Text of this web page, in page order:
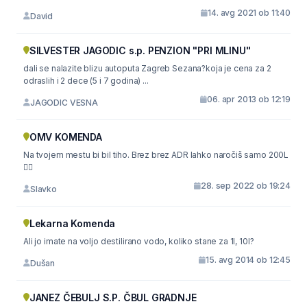
David 14. avg 2021 ob 11:40
SILVESTER JAGODIC s.p. PENZION "PRI MLINU"
dali se nalazite blizu autoputa Zagreb Sezana?koja je cena za 2
odraslih i 2 dece (5 i 7 godina) ...
JAGODIC VESNA 06. apr 2013 ob 12:19
OMV KOMENDA
Na tvojem mestu bi bil tiho. Brez brez ADR lahko naročiš samo 200L
🤦‍♀️
Slavko 28. sep 2022 ob 19:24
Lekarna Komenda
Ali jo imate na voljo destilirano vodo, koliko stane za 1l, 10l?
Dušan 15. avg 2014 ob 12:45
JANEZ ČEBULJ S.P. ČBUL GRADNJE